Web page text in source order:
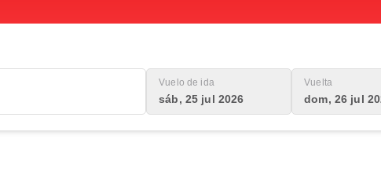
Vuelo de ida
sáb, 25 jul 2026
Vuelta
dom, 26 jul